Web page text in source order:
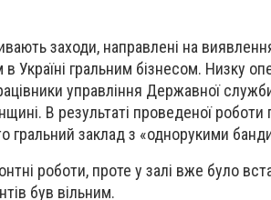
заходи, направлені на
Україні гральним бізнесом. Низку
управління Державної
В результаті проведеної роботи
гральний заклад з «однорукими
роботи, проте у залі вже було
був вільним.